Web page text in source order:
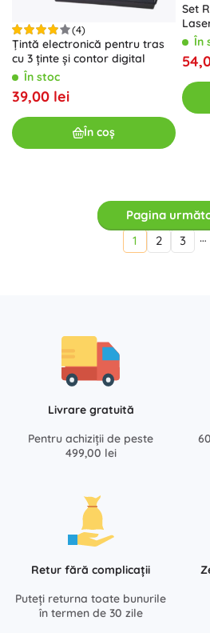
(4)
Țintă electronică pentru tras
cu 3 ținte și contor digital
În stoc
39,00 lei
În coș
Set
În
Pagina
1
2 3 …
Livrare gratuită
Pentru achiziții de peste
499,00 lei
Retur fără complicații
Puteți returna toate bunurile
în termen de 30 zile